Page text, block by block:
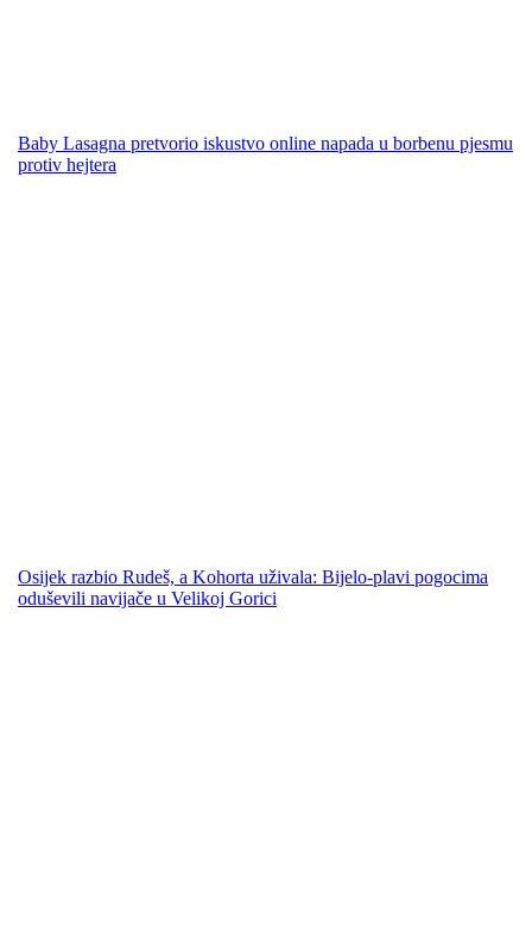
Baby Lasagna pretvorio iskustvo online napada u borbenu pjesmu
protiv hejtera
Osijek razbio Rudeš, a Kohorta uživala: Bijelo-plavi pogocima
oduševili navijače u Velikoj Gorici